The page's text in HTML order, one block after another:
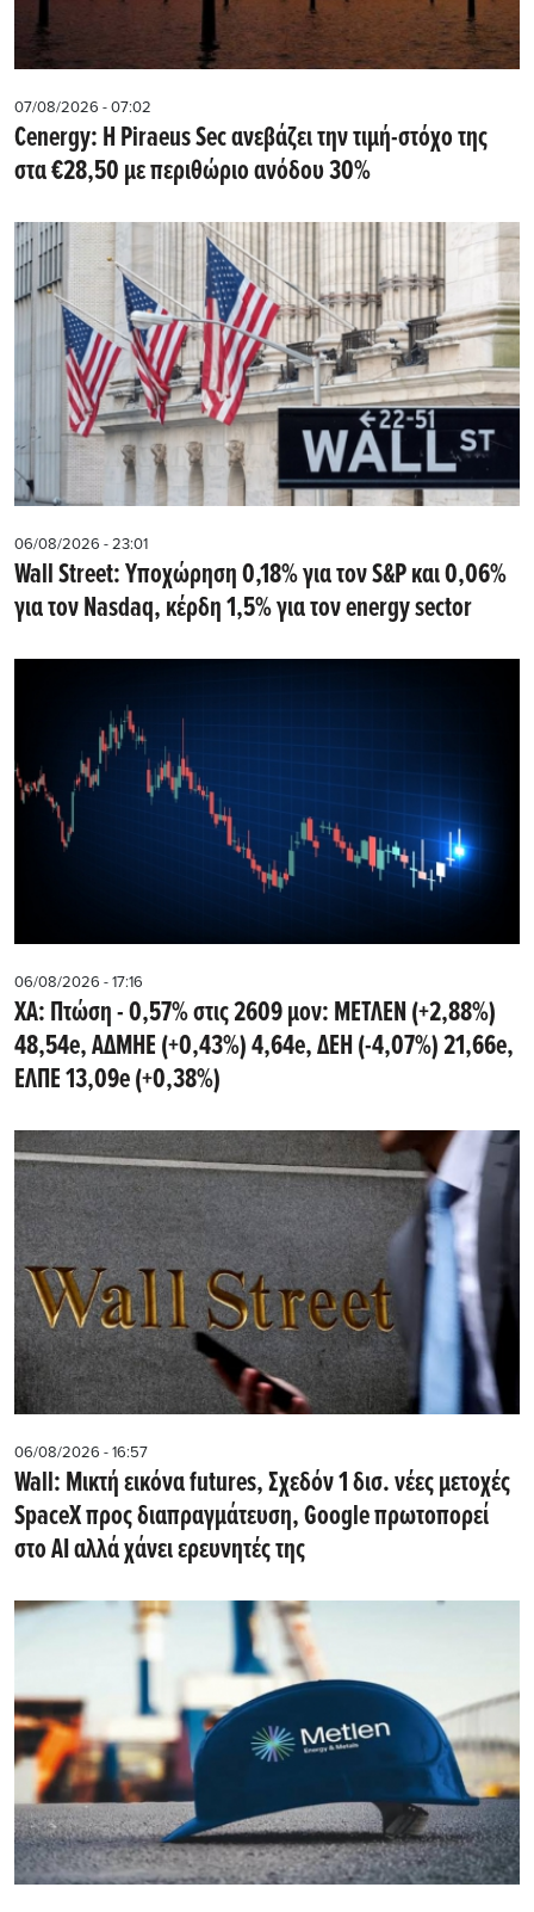
07/08/2026 - 07:02
Cenergy: Η Piraeus Sec ανεβάζει την τιμή-στόχο της
στα €28,50 με περιθώριο ανόδου 30%
06/08/2026 - 23:01
Wall Street: Υποχώρηση 0,18% για τον S&P και 0,06%
για τον Nasdaq, κέρδη 1,5% για τον energy sector
06/08/2026 - 17:16
ΧΑ: Πτώση - 0,57% στις 2609 μον: ΜΕΤΛΕΝ (+2,88%)
48,54e, ΑΔΜΗΕ (+0,43%) 4,64e, ΔΕΗ (-4,07%) 21,66e,
ΕΛΠΕ 13,09e (+0,38%)
06/08/2026 - 16:57
Wall: Μικτή εικόνα futures, Σχεδόν 1 δισ. νέες μετοχές
SpaceX προς διαπραγμάτευση, Google πρωτοπορεί
στο AI αλλά χάνει ερευνητές της